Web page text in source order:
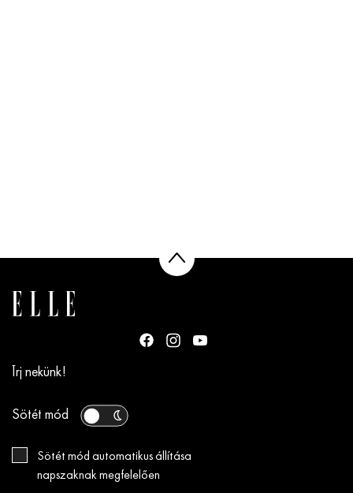
Írj nekünk!
Sötét mód
Sötét mód automatikus állítása
napszaknak megfelelően